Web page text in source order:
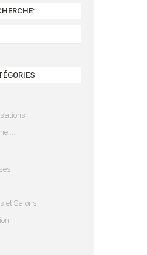
…
et Salons